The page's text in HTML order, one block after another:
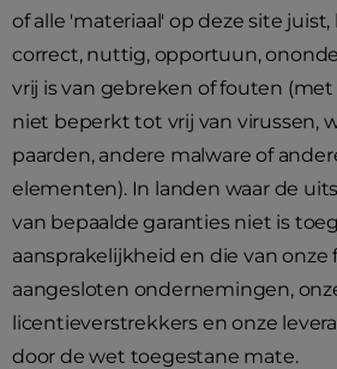
of alle 'materiaal' op deze site
correct, nuttig, opportuun,
vrij is van gebreken of fouten
niet beperkt tot vrij van virussen,
paarden, andere malware of
elementen). In landen waar de
van bepaalde garanties niet is
aansprakelijkheid en die van onze
aangesloten ondernemingen,
licentieverstrekkers en onze
door de wet toegestane mate.